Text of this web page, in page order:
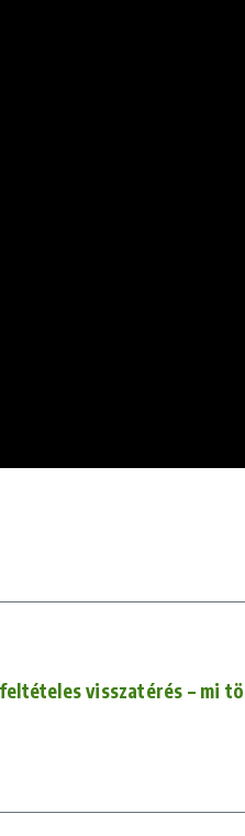
visszatérés – mi